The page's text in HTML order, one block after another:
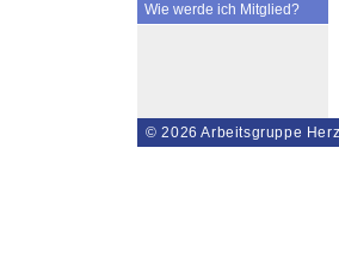
Wie werde ich Mitglied?
© 2026 Arbeitsgruppe